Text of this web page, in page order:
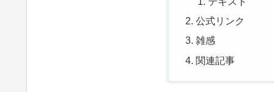
公式リンク
雑感
関連記事